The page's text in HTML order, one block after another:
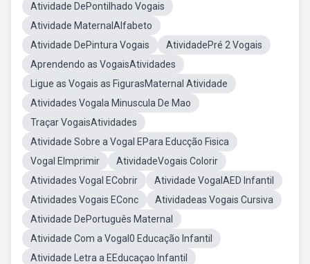
Atividade DePontilhado Vogais
Atividade MaternalAlfabeto
Atividade DePintura Vogais
AtividadePré 2 Vogais
Aprendendo as VogaisAtividades
Ligue as Vogais as FigurasMaternal Atividade
Atividades Vogala Minuscula De Mao
Traçar VogaisAtividades
Atividade Sobre a Vogal EPara Educção Fisica
Vogal EImprimir
AtividadeVogais Colorir
Atividades Vogal ECobrir
Atividade VogalAED Infantil
Atividades Vogais EConc
Atividadeas Vogais Cursiva
Atividade DePortuguês Maternal
Atividade Com a Vogal0 Educação Infantil
Atividade Letra a EEducaçao Infantil